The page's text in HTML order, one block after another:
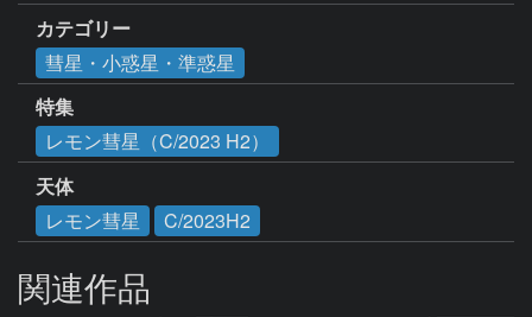
カテゴリー
彗星・小惑星・準惑星
特集
レモン彗星（C/2023 H2）
天体
レモン彗星
C/2023H2
関連作品